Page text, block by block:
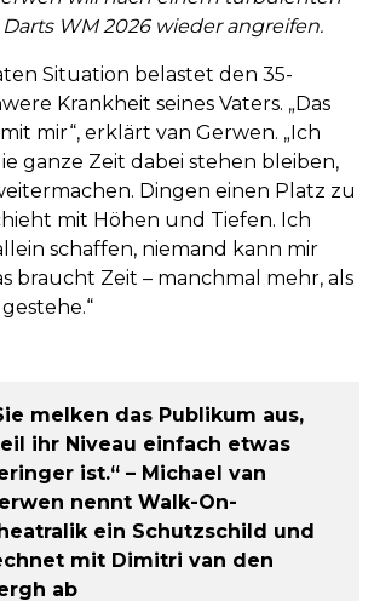
WM 2026 wieder angreifen.
Situation belastet den 35-
Krankheit seines Vaters. „Das
mir“, erklärt van Gerwen. „Ich
ganze Zeit dabei stehen bleiben,
Dingen einen Platz zu
mit Höhen und Tiefen. Ich
schaffen, niemand kann mir
braucht Zeit – manchmal mehr, als
melken das Publikum aus,
ihr Niveau einfach etwas
ist.“ – Michael van
nennt Walk-On-
ein Schutzschild und
mit Dimitri van den
ab